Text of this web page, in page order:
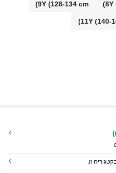
8Y
9Y(128-134 cm)
11Y(140-
זו.